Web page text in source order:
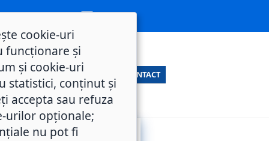
CONTACT
cookie-uri
funcționare și
și cookie-uri
statistici, conținut și
accepta sau refuza
urilor opționale;
nu pot fi